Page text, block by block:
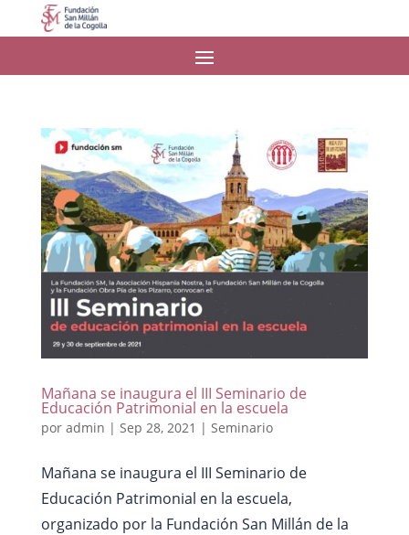
Mañana se inaugura el III Seminario de
Educación Patrimonial en la escuela
por admin | Sep 28, 2021 | Seminario
Mañana se inaugura el III Seminario de
Educación Patrimonial en la escuela,
organizado por la Fundación San Millán de la